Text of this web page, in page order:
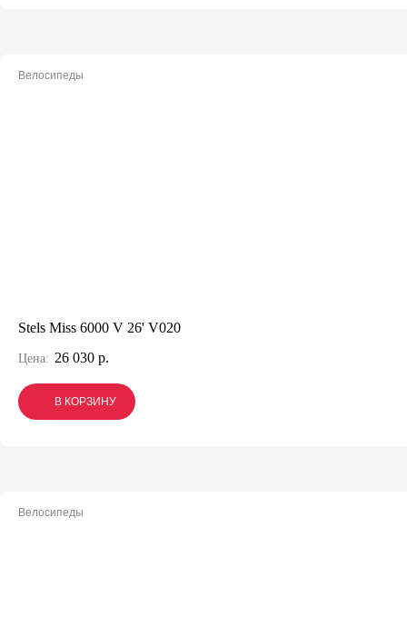
Велосипеды
Stels Miss 6000 V 26' V020
Цена: 26 030 р.
В КОРЗИНУ
В КОРЗИНУ
В КОРЗИНУ
Велосипеды